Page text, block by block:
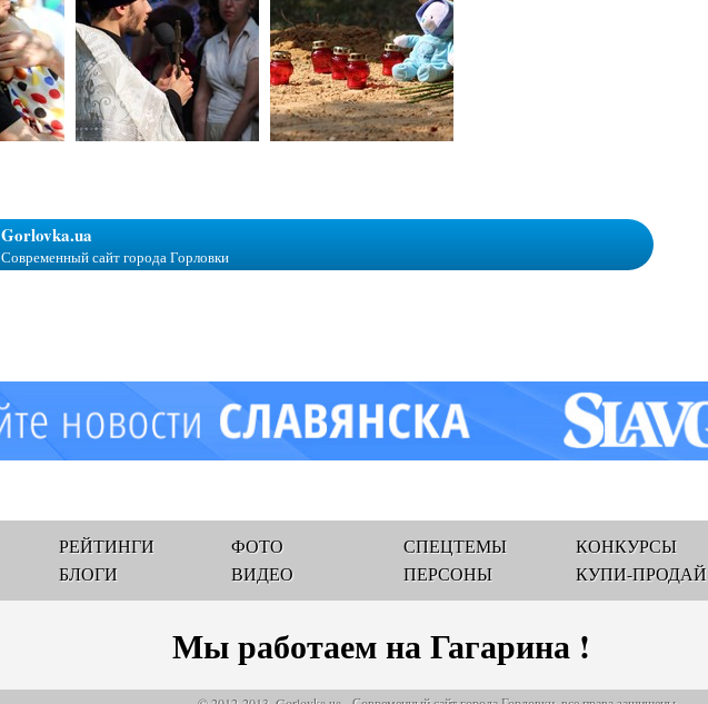
Gorlovka.ua
Современный сайт города Горловки
РЕЙТИНГИ
БЛОГИ
ФОТО
ВИДЕО
СПЕЦТЕМЫ
ПЕРСОНЫ
КОНКУРСЫ
КУПИ-ПРОДАЙ
Мы работаем на Гагарина !